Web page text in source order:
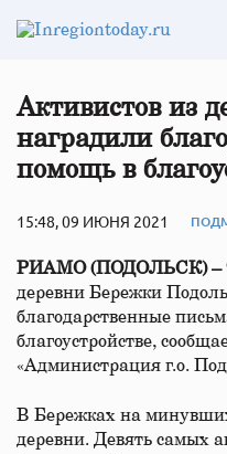
Активистов из
наградили
помощь в
15:48, 09 ИЮНЯ 2021
РИАМО (ПОДОЛЬСК) –
деревни Бережки
благодарственные
благоустройстве,
«Администрация г.о.
В Бережках на
деревни. Девять самых